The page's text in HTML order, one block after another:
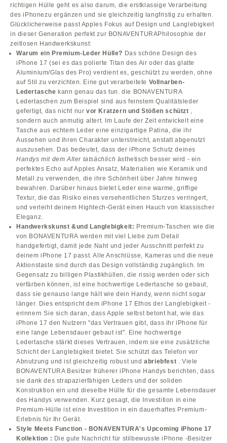
richtigen Hülle geht es also darum, die erstklassige Verarbeitung
des iPhonezu ergänzen und sie gleichzeitig langfristig zu erhalten.
Glücklicherweise passt Apples Fokus auf Design und Langlebigkeit
in dieser Generation perfekt zur BONAVENTURAPhilosophie der
zeitlosen Handwerkskunst:
Warum ein Premium-Leder Hülle? Das schöne Design des
iPhone 17 (sei es das polierte Titan des Air oder das glatte
Aluminium/Glas des Pro) verdient es, geschützt zu werden, ohne
auf Stil zu verzichten. Eine gut verarbeitete Vollnarben-
Ledertasche kann genau das tun. die BONAVENTURA
Ledertaschen zum Beispiel sind aus feinstem Qualitätsleder
gefertigt, das nicht nur vor Kratzern und Stößen schützt ,
sondern auch anmutig altert. Im Laufe der Zeit entwickelt eine
Tasche aus echtem Leder eine einzigartige Patina, die ihr
Aussehen und ihren Charakter unterstreicht, anstatt abgenutzt
auszusehen. Das bedeutet, dass der iPhone Schutz deines
Handys mit dem Alter tatsächlich ästhetisch besser wird - ein
perfektes Echo auf Apples Ansatz, Materialien wie Keramik und
Metall zu verwenden, die ihre Schönheit über Jahre hinweg
bewahren. Darüber hinaus bietet Leder eine warme, griffige
Textur, die das Risiko eines versehentlichen Sturzes verringert,
und verleiht deinem Hightech-Gerät einen Hauch von klassischer
Eleganz.
Handwerkskunst &und Langlebigkeit: Premium-Taschen wie die
von BONAVENTURA werden mit viel Liebe zum Detail
handgefertigt, damit jede Naht und jeder Ausschnitt perfekt zu
deinem iPhone 17 passt. Alle Anschlüsse, Kameras und die neue
Aktionstaste sind durch das Design vollständig zugänglich. Im
Gegensatz zu billigen Plastikhüllen, die rissig werden oder sich
verfärben können, ist eine hochwertige Ledertasche so gebaut,
dass sie genauso lange hält wie dein Handy, wenn nicht sogar
länger. Dies entspricht dem iPhone 17 Ethos der Langlebigkeit -
erinnern Sie sich daran, dass Apple selbst betont hat, wie das
iPhone 17 den Nutzern "das Vertrauen gibt, dass ihr iPhone für
eine lange Lebensdauer gebaut ist". Eine hochwertige
Ledertasche stärkt dieses Vertrauen, indem sie eine zusätzliche
Schicht der Langlebigkeit bietet. Sie schützt das Telefon vor
Abnutzung und ist gleichzeitig robust undabriebfest . Viele
BONAVENTURA Besitzer früherer iPhone Handys berichten, dass
sie dank des strapazierfähigen Leders und der soliden
Konstruktion ein und dieselbe Hülle für die gesamte Lebensdauer
des Handys verwenden. Kurz gesagt, die Investition in eine
Premium-Hülle ist eine Investition in ein dauerhaftes Premium-
Erlebnis für Ihr Gerät.
Style Meets Function - BONAVENTURA's Upcoming iPhone 17
Kollektion : Die gute Nachricht für stilbewusste iPhone -Besitzer